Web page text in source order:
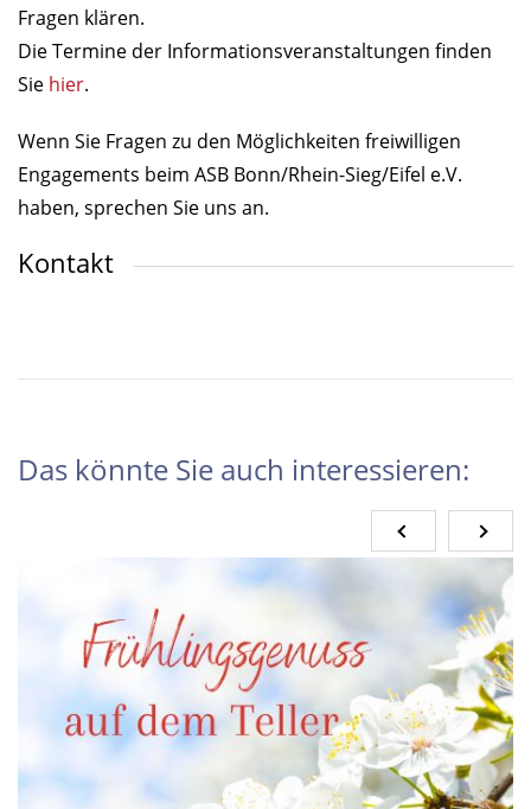
Fragen klären.
Die Termine der Informationsveranstaltungen finden
Sie hier.
Wenn Sie Fragen zu den Möglichkeiten freiwilligen
Engagements beim ASB Bonn/Rhein-Sieg/Eifel e.V.
haben, sprechen Sie uns an.
Kontakt
Das könnte Sie auch interessieren: